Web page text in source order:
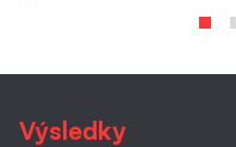
Výsledky